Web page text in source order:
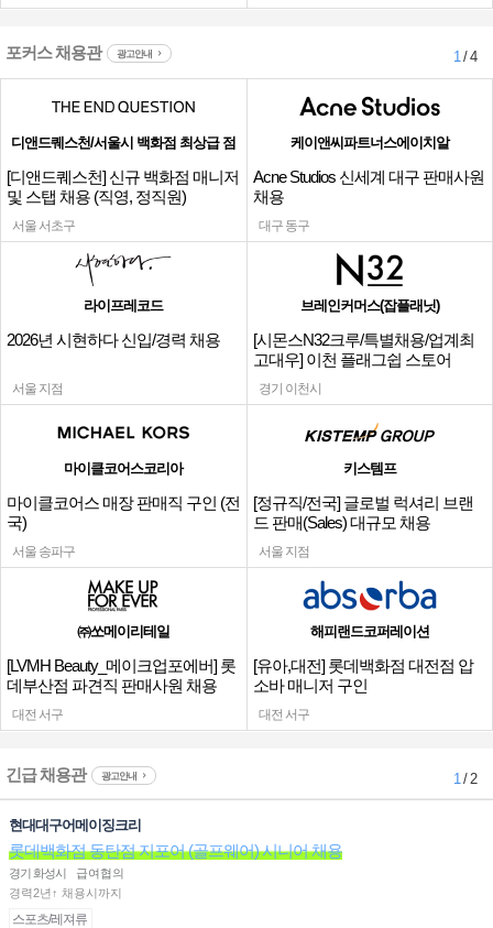
포커스 채용관 광고안내 1/ 4
디앤드퀘스천/서울시 백화점 최상급 점
[디앤드퀘스천] 신규 백화점 매니저
및 스탭 채용 (직영, 정직원)
서울 서초구
케이앤씨파트너스에이치알
Acne Studios 신세계 대구 판매사원
채용
대구 동구
라이프레코드
2026년 시현하다 신입/경력 채용
서울 지점
브레인커머스(잡플래닛)
[시몬스N32크루/특별채용/업계최
고대우] 이천 플래그쉽 스토어
경기 이천시
마이클코어스코리아
마이클코어스 매장 판매직 구인 (전
국)
서울 송파구
키스템프
[정규직/전국] 글로벌 럭셔리 브랜
드 판매(Sales) 대규모 채용
서울 지점
㈜쏘메이리테일
[LVMH Beauty_메이크업포에버] 롯
데부산점 파견직 판매사원 채용
대전 서구
해피랜드코퍼레이션
[유아,대전] 롯데백화점 대전점 압
소바 매니저 구인
대전 서구
긴급 채용관 광고안내 1/ 2
현대대구어메이징크리
롯데백화점 동탄점 지포어 (골프웨어) 시니어 채용
경기 화성시
급여협의
경력2년↑ 채용시까지
스포츠/레져류